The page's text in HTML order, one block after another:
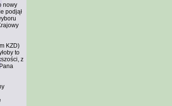
nowy
podjął
KZD)
to
z